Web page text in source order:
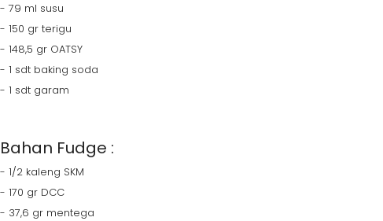
- 79 ml susu
- 150 gr terigu
- 148,5 gr OATSY
- 1 sdt baking soda
- 1 sdt garam
Bahan Fudge :
- 1/2 kaleng SKM
- 170 gr DCC
- 37,6 gr mentega